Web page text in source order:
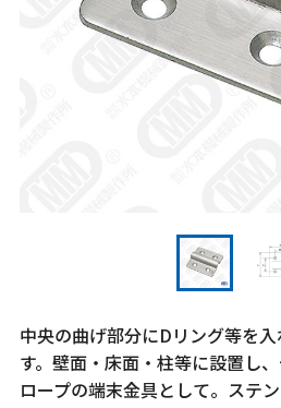
中央の曲げ部分にDリング等を
す。壁面・床面・柱等に設置し
ロープの端末金具として。ステ